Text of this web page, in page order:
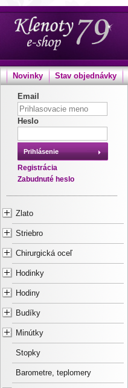
Novinky Stav objednávky
Email
Heslo
Prihlásenie
Registrácia
Zabudnuté heslo
Zlato
Striebro
Chirurgická oceľ
Hodinky
Hodiny
Budíky
Minútky
Stopky
Barometre, teplomery